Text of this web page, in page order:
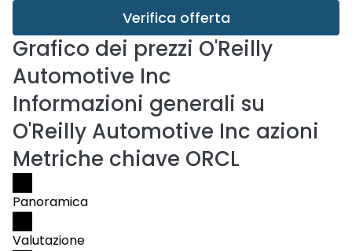
Verifica offerta
Grafico dei prezzi O'Reilly
Automotive Inc
Informazioni generali su
O'Reilly Automotive Inc azioni
Metriche chiave ORCL
Panoramica
Valutazione